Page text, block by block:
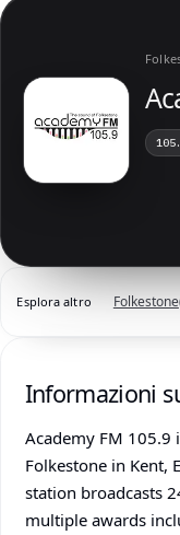
Esplora altro Folkestone
Informazioni
Academy FM
Folkestone in Kent,
station broadcasts
multiple awards